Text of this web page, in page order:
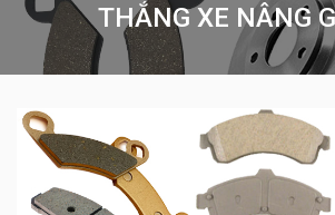
THẮNG XE NÂNG